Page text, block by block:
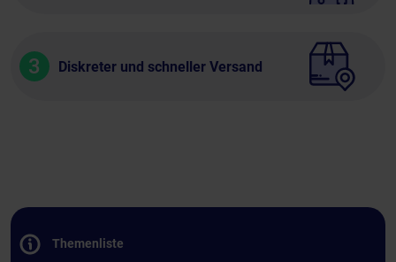
3 Diskreter und schneller Versand
Themenliste